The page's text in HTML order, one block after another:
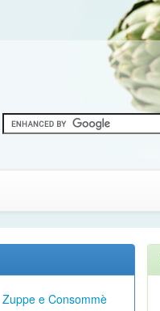
Zuppe e Consommè